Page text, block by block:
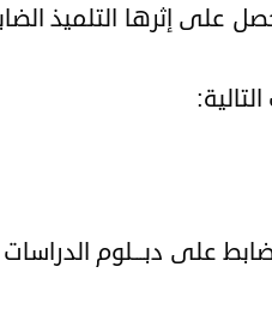
على إثرها التلميذ
على دبـــلوم